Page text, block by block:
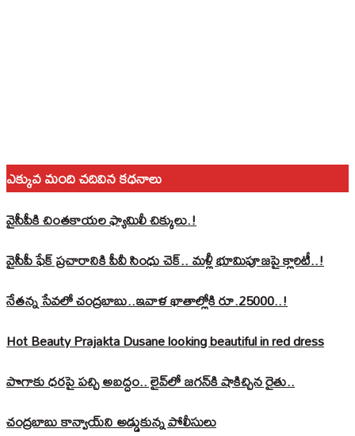
ఎక్కువ మంది చదివిన కధనాలు
వైసీపీకి చింతకాయల ఫ్యామిలీ చిక్కులు.!
వైసీపీ ఫేక్ ప్రచారానికి పీవీ సింధు చెక్.. మళ్లీ భూమిపూజపై క్లారిటీ..!
నేతన్న సేవలో చంద్రబాబు..ఇవాళ ఖాతాల్లోకి రూ.25000..!
Hot Beauty Prajakta Dusane looking beautiful in red dress
పొగాకు ధరపై పచ్చి అబద్దం.. లైవ్‌లో జగన్‌కి షాకిచ్చిన రైతు..
చంద్రబాబు కాన్వాయ్‌ని అడ్డుకున్న పోలీసులు